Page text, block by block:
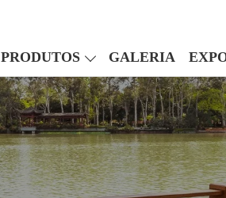
PRODUTOS GALERIA